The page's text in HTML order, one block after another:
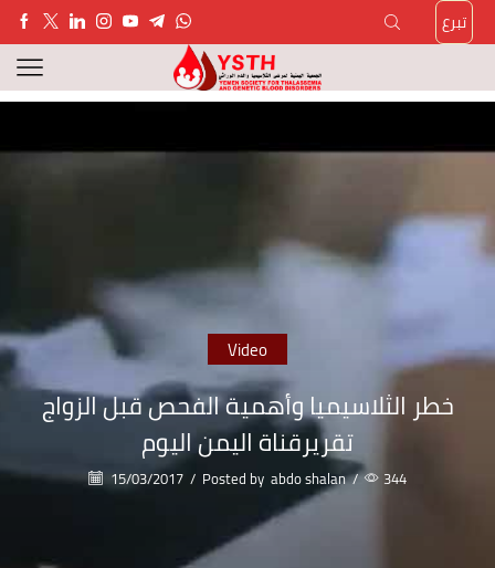
تبرع
Video
خطر الثلاسيميا وأهمية الفحص قبل الزواج
تقريرقناة اليمن اليوم
15/03/2017 / Posted by abdo shalan / 344